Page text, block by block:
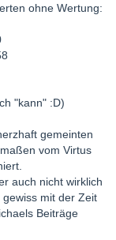
ohne Wertung:
"kann" :D)
gemeinten
vom Virtus
auch nicht wirklich
mit der Zeit
Beiträge